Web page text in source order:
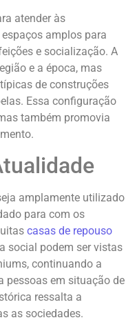
atender às
amplos para
e socialização. A
e a época, mas
de construções
Essa configuração
também promovia
amplamente utilizado
para com os
casas de repouso
social podem ser vistas
continuando a
pessoas em situação de
ressalta a
as sociedades.